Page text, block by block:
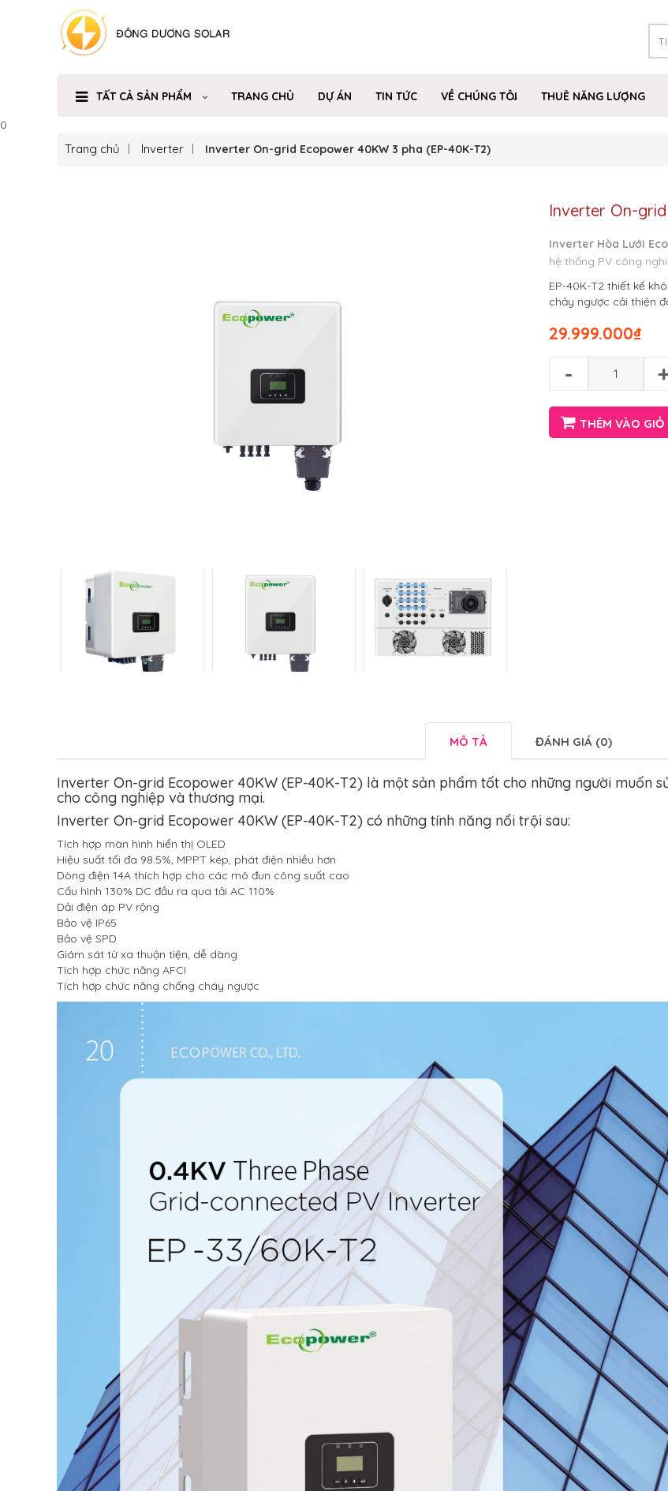
TẤT CẢ SẢN PHẨM TRANG CHỦ DỰ ÁN TIN TỨC VỀ CHÚNG TÔI THUÊ NĂNG LƯỢNG
0
Trang chủ Inverter Inverter On-grid Ecopower 40KW 3 pha (EP-40K-T2)
Inverter On-
Inverter Hòa Lưới
hệ thống PV công
EP-40K-T2 thiết kế
chảy ngược cải thiện
₫
29.999.000
-
THÊM VÀO GIỎ
MÔ TẢ ĐÁNH GIÁ (0)
Inverter On-grid Ecopower 40KW (EP-40K-T2) là một sản phẩm tốt cho những người muốn
cho công nghiệp và thương mại.
Inverter On-grid Ecopower 40KW (EP-40K-T2) có những tính năng nổi trội sau:
Tích hợp màn hình hiển thị OLED
Hiệu suất tối đa 98.5%, MPPT kép, phát điện nhiều hơn
Dòng điện 14A thích hợp cho các mô đun công suất cao
Cấu hình 130% DC đầu ra qua tải AC 110%
Dải điện áp PV rộng
Bảo vệ IP65
Bảo vệ SPD
Giám sát từ xa thuận tiện, dễ dàng
Tích hợp chức năng AFCI
Tích hợp chức năng chống cháy ngược